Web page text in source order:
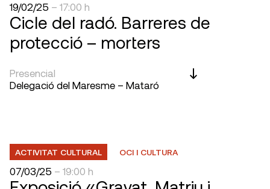
19/02/25 – 17:00 h
Cicle del radó. Barreres de
protecció – morters
Presencial
Delegació del Maresme – Mataró
ACTIVITAT CULTURAL OCI I CULTURA
07/03/25 – 19:00 h